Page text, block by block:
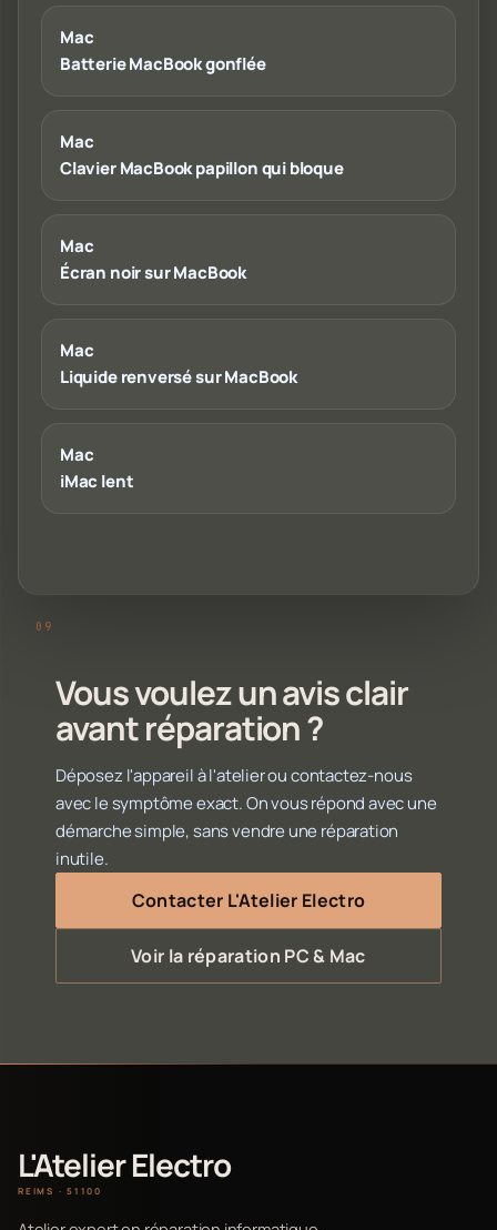
Mac
Batterie MacBook gonflée
Mac
Clavier MacBook papillon qui bloque
Mac
Écran noir sur MacBook
Mac
Liquide renversé sur MacBook
Mac
iMac lent
Vous voulez un avis clair
avant réparation ?
Déposez l'appareil à l'atelier ou contactez-nous
avec le symptôme exact. On vous répond avec une
démarche simple, sans vendre une réparation
inutile.
Contacter L'Atelier Electro
Voir la réparation PC & Mac
L'Atelier Electro
REIMS · 51100